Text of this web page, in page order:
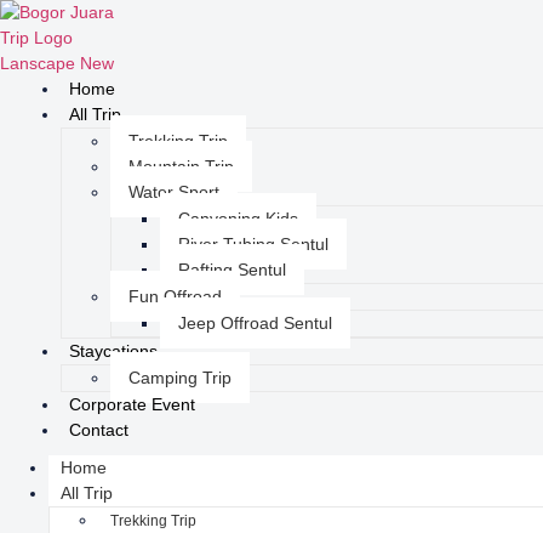
Home
All Trip
Trekking Trip
Mountain Trip
Water Sport
Canyoning Kids
River Tubing Sentul
Rafting Sentul
Fun Offroad
Jeep Offroad Sentul
Staycations
Camping Trip
Corporate Event
Contact
Home
All Trip
Trekking Trip